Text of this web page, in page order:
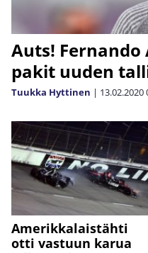
Auts!
pakit uuden
Tuukka Hyttinen | 13.02.2020
Amerikkalaistähti
otti vastuun karua